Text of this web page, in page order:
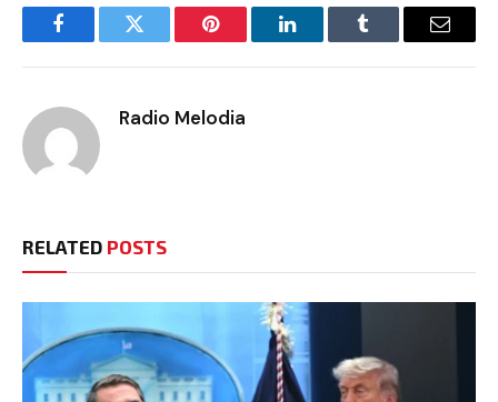
FacebookTwitter Pinterest LinkedInTumblr Email
Radio Melodia
RELATED POSTS